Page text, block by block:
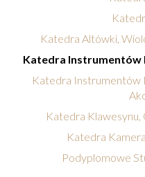
Katedra Altówki,
Katedra Instrumentów
Katedra Instrumentów
Katedra
Katedra
Podyplomowe